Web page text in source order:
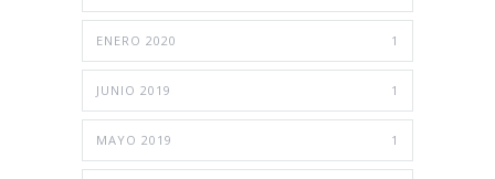
ENERO 2020 1
JUNIO 2019 1
MAYO 2019 1